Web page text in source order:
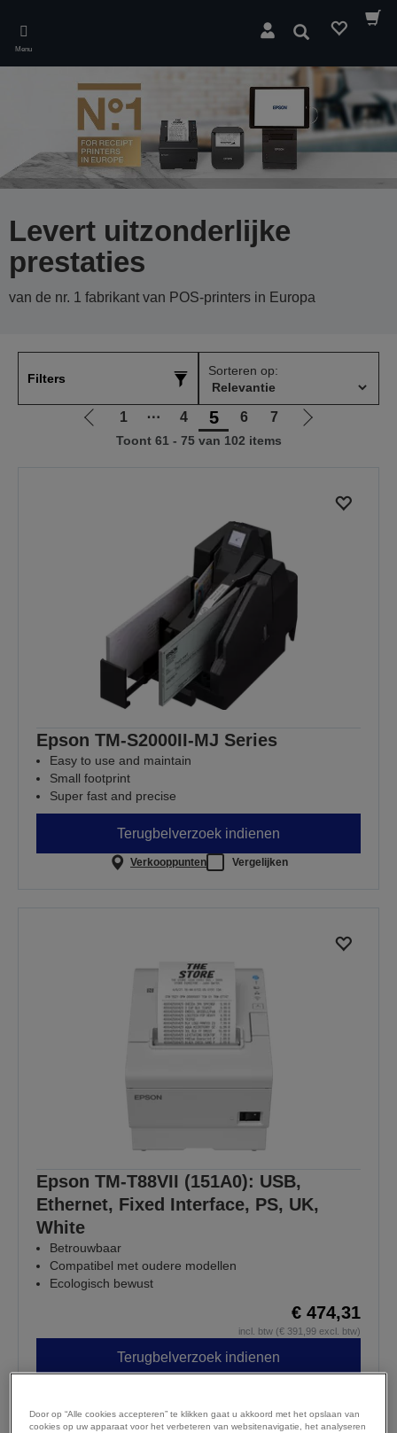
main
content
Menu
Zoeken
Levert uitzonderlijke
prestaties
van de nr. 1 fabrikant van POS-printers in Europa
Filters
Sorteren op:
Ga
naar
1 ⋯ 4 5 6 7
Ga
pagina
Toont 61 - 75 van 102 items
Epson TM-S2000II-MJ Series
Easy to use and maintain
Small footprint
Super fast and precise
Terugbelverzoek indienen
Verkooppunten Vergelijken
Epson TM-T88VII (151A0): USB,
Ethernet, Fixed Interface, PS, UK,
White
Betrouwbaar
Compatibel met oudere modellen
Ecologisch bewust
€ 474,31
incl. btw (€ 391,99 excl. btw)
Terugbelverzoek indienen
Door op “Alle cookies accepteren” te klikken gaat u akkoord met het opslaan van
cookies op uw apparaat voor het verbeteren van websitenavigatie, het analyseren